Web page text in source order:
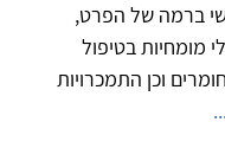
ברמה של הפרט,
מומחיות בטיפול
וכן התמכרויות